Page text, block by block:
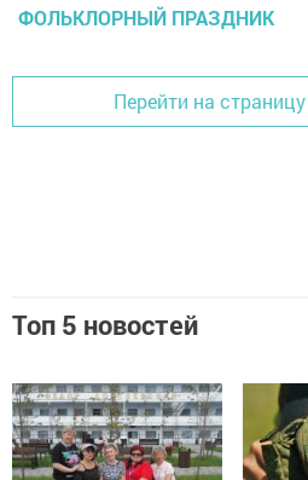
ФОЛЬКЛОРНЫЙ ПРАЗДНИК
Перейти на
Топ 5 новостей